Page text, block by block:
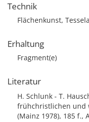
Technik
Flächenkunst,
Erhaltung
Fragment(e)
Literatur
H. Schlunk - T.
frühchristlichen und
(Mainz 1978), 185 f.,